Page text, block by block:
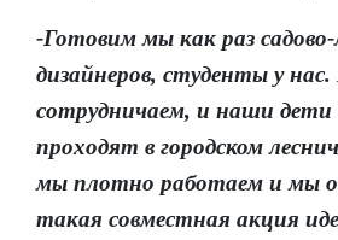
-Готовим мы как раз
дизайнеров, студенты у
сотрудничаем, и наши
проходят в городском
мы плотно работаем и мы
такая совместная акция